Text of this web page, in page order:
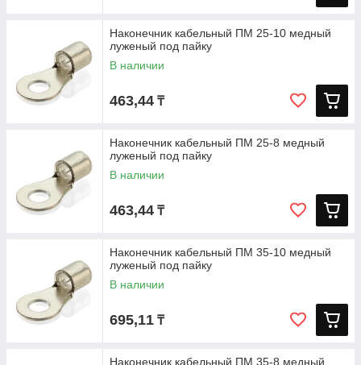
Наконечник кабельный ПМ 25-10 медный
луженый под пайку
В наличии
463,44 ₸
Наконечник кабельный ПМ 25-8 медный
луженый под пайку
В наличии
463,44 ₸
Наконечник кабельный ПМ 35-10 медный
луженый под пайку
В наличии
695,11 ₸
Наконечник кабельный ПМ 35-8 медный